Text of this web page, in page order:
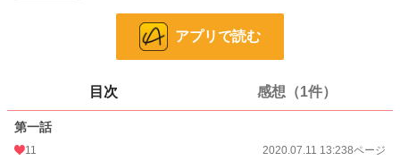
初回公開日時 2020.07.11 13:23
週間ポイント
アプリで読む
目次 感想（1件）
第一話
11 2020.07.11 13:238ページ